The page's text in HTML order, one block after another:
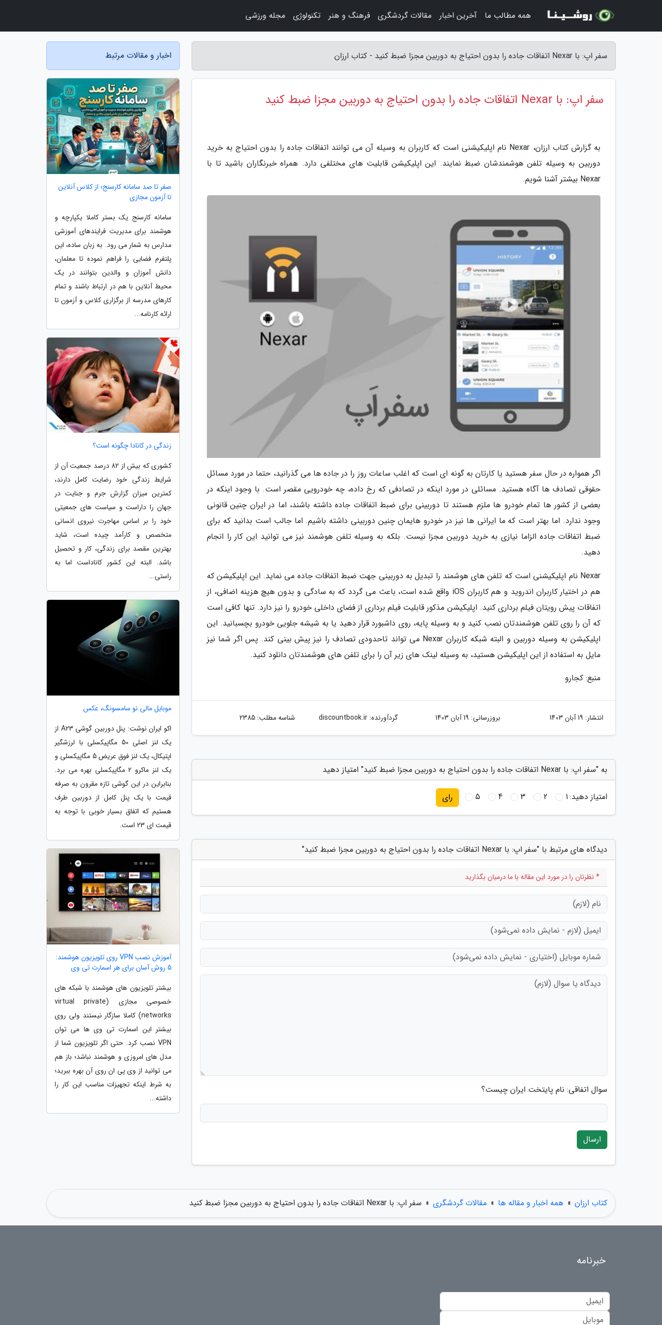
سفر اپ: با Nexar اتفاقات جاده را بدون احتیاج به دوربین مجزا ضبط کنید - کتاب ارزان
سفر اپ: با Nexar اتفاقات جاده را بدون احتیاج به دوربین مجزا ضبط کنید
به گزارش کتاب ارزان، Nexar نام اپلیکیشنی است که کاربران به وسیله آن می توانند اتفاقات جاده را بدون احتیاج به خرید
دوربین به وسیله تلفن هوشمندشان ضبط نمایند. این اپلیکیشن قابلیت های مختلفی دارد. همراه خبرنگاران باشید تا با
Nexar بیشتر آشنا شویم.
اگر همواره در حال سفر هستید یا کارتان به گونه ای است که اغلب ساعات روز را در جاده ها می گذرانید، حتما در مورد مسائل
حقوقی تصادف ها آگاه هستید. مسائلی در مورد اینکه در تصادفی که رخ داده، چه خودرویی مقصر است. با وجود اینکه در
بعضی از کشور ها تمام خودرو ها ملزم هستند تا دوربینی برای ضبط اتفاقات جاده داشته باشند، اما در ایران چنین قانونی
وجود ندارد. اما بهتر است که ما ایرانی ها نیز در خودرو هایمان چنین دوربینی داشته باشیم. اما جالب است بدانید که برای
ضبط اتفاقات جاده الزاما نیازی به خرید دوربین مجزا نیست. بلکه به وسیله تلفن هوشمند نیز می توانید این کار را انجام
دهید.
Nexar نام اپلیکیشنی است که تلفن های هوشمند را تبدیل به دوربینی جهت ضبط اتفاقات جاده می نماید. این اپلیکیشن که
هم در اختیار کاربران اندروید و هم کاربران iOS واقع شده است، باعث می گردد که به سادگی و بدون هیچ هزینه اضافی، از
اتفاقات پیش رویتان فیلم برداری کنید. اپلیکیشن مذکور قابلیت فیلم برداری از فضای داخلی خودرو را نیز دارد. تنها کافی است
که آن را روی تلفن هوشمندتان نصب کنید و به وسیله پایه، روی داشبورد قرار دهید یا به شیشه جلویی خودرو بچسبانید. این
اپلیکیشن به وسیله دوربین و البته شبکه کاربران Nexar می تواند تاحدودی تصادف را نیز پیش بینی کند. پس اگر شما نیز
مایل به استفاده از این اپلیکیشن هستید، به وسیله لینک های زیر آن را برای تلفن های هوشمندتان دانلود کنید.
منبع: کجارو
انتشار: 19 آبان 1403 بروزرسانی: 19 آبان 1403 گردآورنده:discountbook.ir شناسه مطلب: 2385
به "سفر اپ: با Nexar اتفاقات جاده را بدون احتیاج به دوربین مجزا ضبط کنید" امتیاز دهید
امتیاز دهید:1
2
3
4
5 رای
دیدگاه های مرتبط با "سفر اپ: با Nexar اتفاقات جاده را بدون احتیاج به دوربین مجزا ضبط کنید"
* نظرتان را در مورد این مقاله با ما درمیان بگذارید
سوال اتفاقی: نام پایتخت ایران چیست؟
ارسال
اخبار و مقالات مرتبط
صفر تا صد سامانه کارسنج؛ از کلاس آنلاین
تا آزمون مجازی
سامانه کارسنج یک بستر کاملا یکپارچه و
هوشمند برای مدیریت فرایندهای آموزشی
مدارس به شمار می رود. به زبان ساده، این
پلتفرم فضایی را فراهم نموده تا معلمان،
دانش آموزان و والدین بتوانند در یک
محیط آنلاین با هم در ارتباط باشند و تمام
کارهای مدرسه از برگزاری کلاس و آزمون تا
ارائه کارنامه...
زندگی در کانادا چگونه است؟
کشوری که بیش از 82 درصد جمعیت آن از
شرایط زندگی خود رضایت کامل دارند،
کمترین میزان گزارش جرم و جنایت در
جهان را داراست و سیاست های جمعیتی
خود را بر اساس مهاجرت نیروی انسانی
متخصص و کارآمد چیده است، شاید
بهترین مقصد برای زندگی، کار و تحصیل
باشد. البته این کشور کاناداست اما به
راستی...
موبایل مالی نو سامسونگ، عکس
اکو ایران نوشت: پنل دوربین گوشی A23 از
یک لنز اصلی 50 مگاپیکسلی با لرزشگیر
اپتیکال، یک لنز فوق عریض 5 مگاپیکسلی و
یک لنز ماکرو 2 مگاپیکسلی بهره می برد.
بنابراین در این گوشی تازه مقرون به صرفه
قیمت با یک پنل کامل از دوربین طرف
هستیم که اتفاق بسیار خوبی با توجه به
قیمت ای 23 است.
آموزش نصب VPN روی تلویزیون هوشمند:
5 روش آسان برای هر اسمارت تی وی
بیشتر تلویزیون های هوشمند با شبکه های
خصوصی مجازی (virtual private
networks) کاملا سازگار نیستند ولی روی
بیشتر این اسمارت تی وی ها می توان
VPN نصب کرد. حتی اگر تلویزیون شما از
مدل های امروزی و هوشمند نباشد؛ باز هم
می توانید از وی پی ان روی آن بهره ببرید؛
به شرط اینکه تجهیزات مناسب این کار را
داشته...
کتاب ارزان » همه اخبار و مقاله ها » مقالات گردشگری » سفر اپ: با Nexar اتفاقات جاده را بدون احتیاج به دوربین مجزا ضبط کنید
همه مطالب ما آخرین اخبار مقالات گردشگری فرهنگ و هنر تکنولوژی مجله ورزشی
خبرنامه